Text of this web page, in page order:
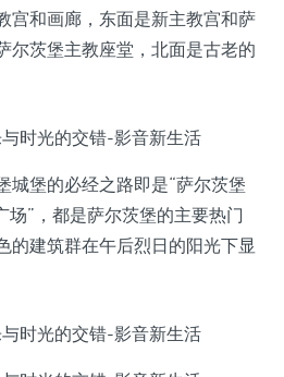
宫和画廊，东面是新主教宫和萨
尔茨堡主教座堂，北面是古老的
城堡的必经之路即是“萨尔茨堡
场”，都是萨尔茨堡的主要热门
的建筑群在午后烈日的阳光下显